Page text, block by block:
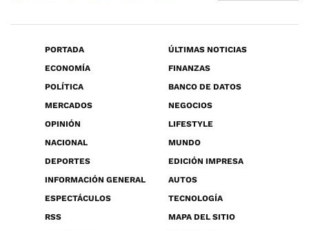
PORTADA
ÚLTIMAS NOTICIAS
ECONOMÍA
FINANZAS
POLÍTICA
BANCO DE DATOS
MERCADOS
NEGOCIOS
OPINIÓN
LIFESTYLE
NACIONAL
MUNDO
DEPORTES
EDICIÓN IMPRESA
INFORMACIÓN GENERAL
AUTOS
ESPECTÁCULOS
TECNOLOGÍA
RSS
MAPA DEL SITIO